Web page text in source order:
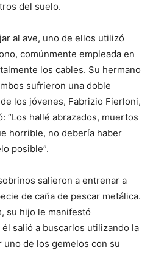
del suelo.
al ave, uno de ellos utilizó
comúnmente empleada en
los cables. Su hermano
sufrieron una doble
los jóvenes, Fabrizio Fierloni,
“Los hallé abrazados, muertos
horrible, no debería haber
posible”.
salieron a entrenar a
de caña de pescar metálica.
su hijo le manifestó
salió a buscarlos utilizando la
de los gemelos con su